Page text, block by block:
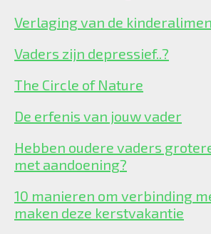
Verlaging van de
Vaders zijn depressief..?
The Circle of Nature
De erfenis van jouw vader
Hebben oudere vaders
met aandoening?
10 manieren om verbinding
maken deze kerstvakantie